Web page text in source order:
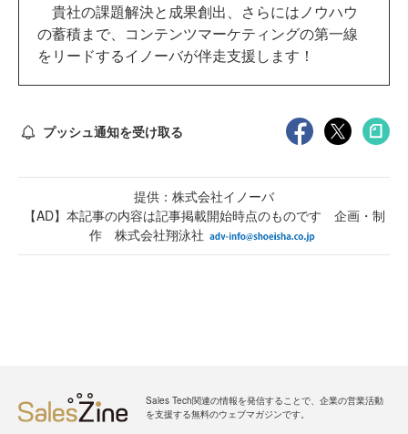
貴社の課題解決と成果創出、さらにはノウハウ
の蓄積まで、コンテンツマーケティングの第一線
をリードするイノーバが伴走支援します！
プッシュ通知を受け取る
提供：株式会社イノーバ
【AD】本記事の内容は記事掲載開始時点のものです 企画・制
作 株式会社翔泳社
Sales Tech関連の情報を発信することで、企業の営業活動
を支援する無料のウェブマガジンです。